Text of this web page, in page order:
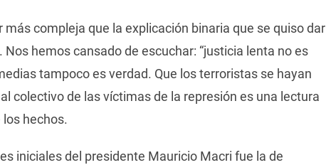
más compleja que la explicación binaria que se quiso dar
hemos cansado de escuchar: “justicia lenta no es
tampoco es verdad. Que los terroristas se hayan
colectivo de las víctimas de la represión es una lectura
hechos.
iniciales del presidente Mauricio Macri fue la de